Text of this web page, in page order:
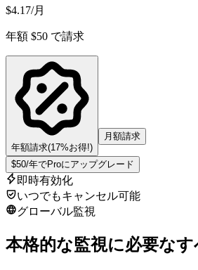
$4.17/月
年額 $50 で請求
年額請求(17%お得!)
月額請求
$50/年でProにアップグレード
即時有効化
いつでもキャンセル可能
グローバル監視
本格的な監視に必要なす